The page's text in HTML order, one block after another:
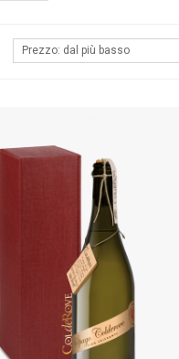
Prezzo: dal più basso